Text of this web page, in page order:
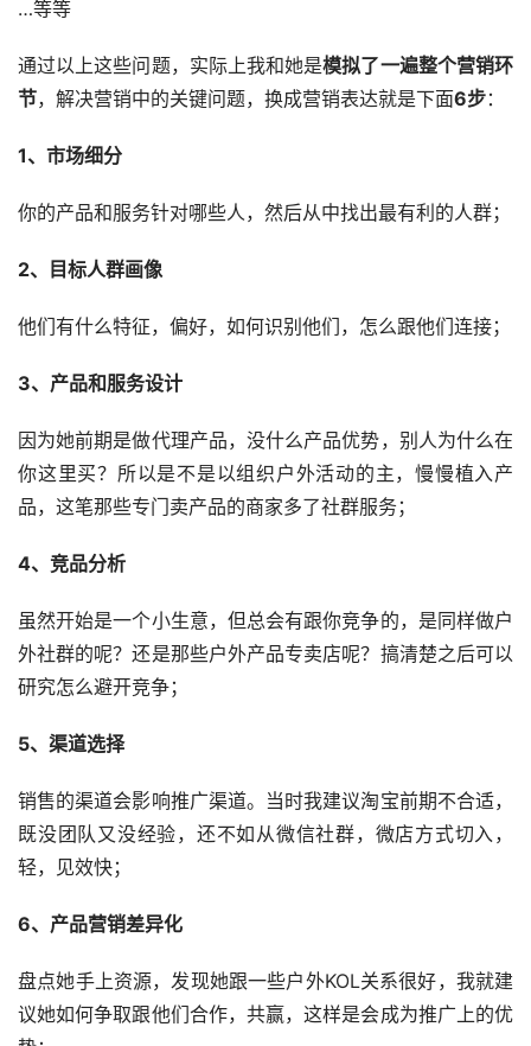
…等等
通过以上这些问题，实际上我和她是模拟了一遍整个营销环
节，解决营销中的关键问题，换成营销表达就是下面6步：
1、市场细分
你的产品和服务针对哪些人，然后从中找出最有利的人群；
2、目标人群画像
他们有什么特征，偏好，如何识别他们，怎么跟他们连接；
3、产品和服务设计
因为她前期是做代理产品，没什么产品优势，别人为什么在
你这里买？所以是不是以组织户外活动的主，慢慢植入产
品，这笔那些专门卖产品的商家多了社群服务；
4、竞品分析
虽然开始是一个小生意，但总会有跟你竞争的，是同样做户
外社群的呢？还是那些户外产品专卖店呢？搞清楚之后可以
研究怎么避开竞争；
5、渠道选择
销售的渠道会影响推广渠道。当时我建议淘宝前期不合适，
既没团队又没经验，还不如从微信社群，微店方式切入，
轻，见效快；
6、产品营销差异化
盘点她手上资源，发现她跟一些户外KOL关系很好，我就建
议她如何争取跟他们合作，共赢，这样是会成为推广上的优